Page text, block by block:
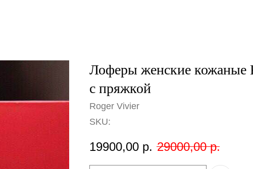
Лоферы женские кожаные
с пряжкой
Roger Vivier
SKU:
19900,00 р. 29000,00 р.